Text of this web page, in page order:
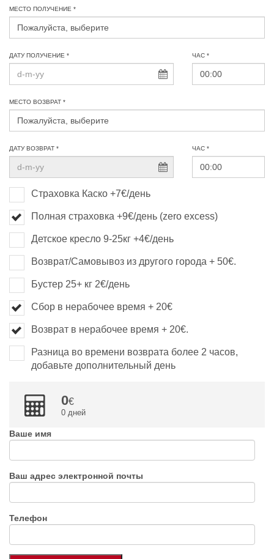
МЕСТО ПОЛУЧЕНИЕ *
ДАТУ ПОЛУЧЕНИЕ * ЧАС *
МЕСТО ВОЗВРАТ *
ДАТУ ВОЗВРАТ * ЧАС *
Страховка Каско +7€/день
Полная страховка +9€/день (zero excess)
Детское кресло 9-25кг +4€/день
Возврат/Самовывоз из другого города + 50€.
Бустер 25+ кг 2€/день
Сбор в нерабочее время + 20€
Возврат в нерабочее время + 20€.
Разница во времени возврата более 2 часов,
добавьте дополнительный день
0
0 дней
Ваше имя
Ваш адрес электронной почты
Телефон